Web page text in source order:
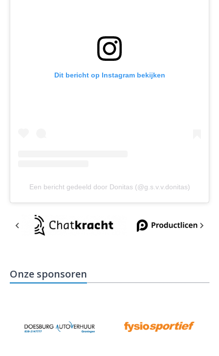
Dit bericht op Instagram bekijken
Een bericht gedeeld door Donitas (@g.s.v.v.donitas)
Onze sponsoren